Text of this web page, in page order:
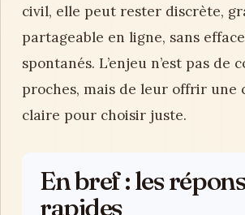
civil, elle peut rester discrète,
partageable en ligne, sans
spontanés. L’enjeu n’est pas de
proches, mais de leur offrir une
claire pour choisir juste.
En bref : les
rapides